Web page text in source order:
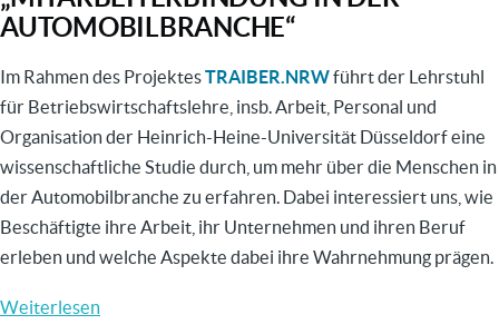
AUTOMOBILBRANCHE“
Im Rahmen des ProjektesTRAIBER.NRWführt der Lehrstuhl
für Betriebswirtschaftslehre, insb. Arbeit, Personal und
Organisation der Heinrich-Heine-Universität Düsseldorf eine
wissenschaftliche Studie durch, um mehr über die Menschen in
der Automobilbranche zu erfahren. Dabei interessiert uns, wie
Beschäftigte ihre Arbeit, ihr Unternehmen und ihren Beruf
erleben und welche Aspekte dabei ihre Wahrnehmung prägen.
Weiterlesen